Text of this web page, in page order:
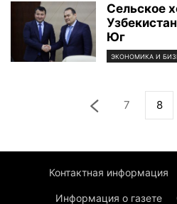
Сельское
Юг
ЭКОНОМИКА И
7 8
Контактная информация
Информация о газете